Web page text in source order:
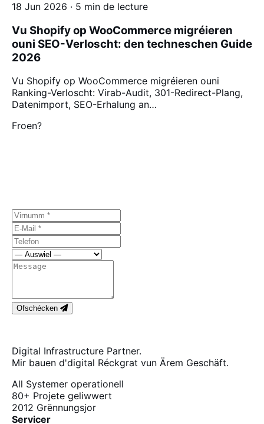
18 Jun 2026 · 5 min de lecture
Vu Shopify op WooCommerce migréieren
ouni SEO-Verloscht: den techneschen Guide
2026
Vu Shopify op WooCommerce migréieren ouni
Ranking-Verloscht: Virab-Audit, 301-Redirect-Plang,
Datenimport, SEO-Erhalung an…
Froen?
Ofschécken
Digital Infrastructure Partner.
Mir bauen d'digital Réckgrat vun Ärem Geschäft.
All Systemer operationell
80+ Projete geliwwert
2012 Grënnungsjor
Servicer